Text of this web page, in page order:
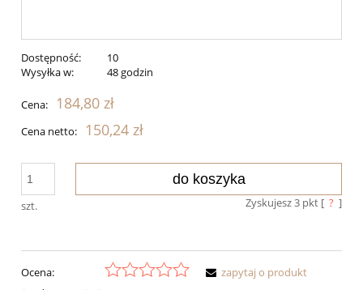
Dostępność:
10
Wysyłka w:
48 godzin
Cena: 184,80 zł
Cena netto: 150,24 zł
szt.
do koszyka
Zyskujesz3pkt [ ? ]
Ocena:
zapytaj o produkt